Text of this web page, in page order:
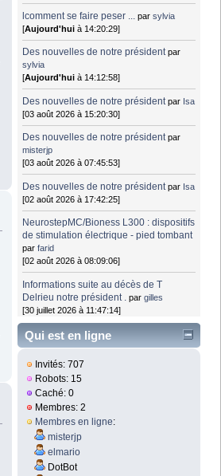
lcomment se faire peser ... parsylvia
[Aujourd'hui à 14:20:29]
Des nouvelles de notre président par
sylvia
[Aujourd'hui à 14:12:58]
Des nouvelles de notre président par Isa
[03 août 2026 à 15:20:30]
Des nouvelles de notre président par
misterjp
[03 août 2026 à 07:45:53]
Des nouvelles de notre président par Isa
[02 août 2026 à 17:42:25]
NeurostepMC/Bioness L300 : dispositifs
de stimulation électrique - pied tombant
parfarid
[02 août 2026 à 08:09:06]
Informations suite au décès de T
Delrieu notre président .
pargilles
[30 juillet 2026 à 11:47:14]
Qui est en ligne
Invités: 707
Robots: 15
Caché: 0
Membres: 2
Membres en ligne:
misterjp
elmario
DotBot